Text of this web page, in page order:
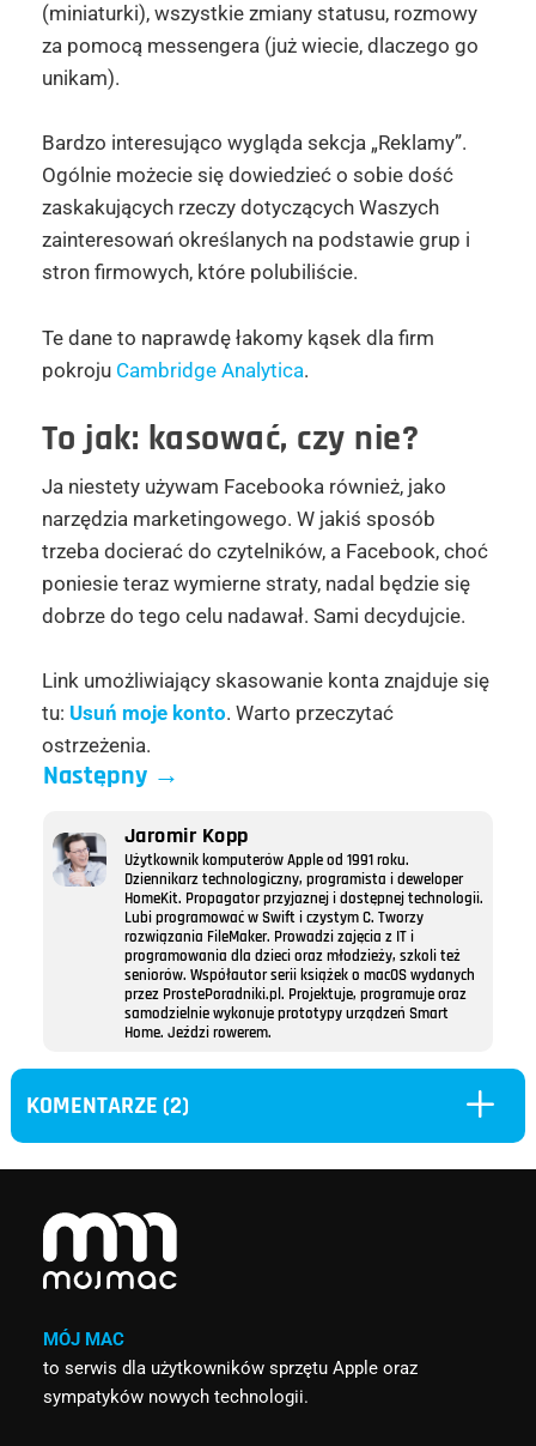
(miniaturki), wszystkie zmiany statusu, rozmowy
za pomocą messengera (już wiecie, dlaczego go
unikam).
Bardzo interesująco wygląda sekcja „Reklamy”.
Ogólnie możecie się dowiedzieć o sobie dość
zaskakujących rzeczy dotyczących Waszych
zainteresowań określanych na podstawie grup i
stron firmowych, które polubiliście.
Te dane to naprawdę łakomy kąsek dla firm
pokroju Cambridge Analytica.
To jak: kasować, czy nie?
Ja niestety używam Facebooka również, jako
narzędzia marketingowego. W jakiś sposób
trzeba docierać do czytelników, a Facebook, choć
poniesie teraz wymierne straty, nadal będzie się
dobrze do tego celu nadawał. Sami decydujcie.
Link umożliwiający skasowanie konta znajduje się
tu: Usuń moje konto. Warto przeczytać
ostrzeżenia.
Następny→
Jaromir Kopp
Użytkownik komputerów Apple od 1991 roku.
Dziennikarz technologiczny, programista i deweloper
HomeKit. Propagator przyjaznej i dostępnej technologii.
Lubi programować w Swift i czystym C. Tworzy
rozwiązania FileMaker. Prowadzi zajęcia z IT i
programowania dla dzieci oraz młodzieży, szkoli też
seniorów. Współautor serii książek o macOS wydanych
przez ProstePoradniki.pl. Projektuje, programuje oraz
samodzielnie wykonuje prototypy urządzeń Smart
Home. Jeździ rowerem.
KOMENTARZE (2) L
MÓJ MAC
to serwis dla użytkowników sprzętu Apple oraz
sympatyków nowych technologii.